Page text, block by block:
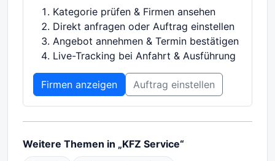
Kategorie prüfen & Firmen ansehen
Direkt anfragen oder Auftrag einstellen
Angebot annehmen & Termin bestätigen
Live-Tracking bei Anfahrt & Ausführung
Firmen anzeigen Auftrag einstellen
Weitere Themen in „KFZ Service“